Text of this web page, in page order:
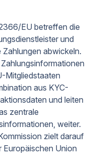
EU betreffen die
und
abwickeln.
Mitgliedstaaten
aus KYC-
und leiten
zentrale
weiter.
zielt darauf
Europäischen Union